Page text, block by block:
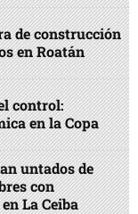
de construcción
en Roatán
control:
en la Copa
untados de
con
La Ceiba